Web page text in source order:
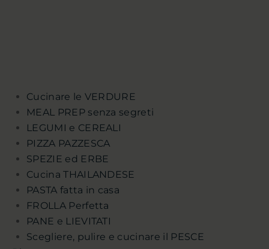
Cucinare le VERDURE
MEAL PREP senza segreti
LEGUMI e CEREALI
PIZZA PAZZESCA
SPEZIE ed ERBE
Cucina THAILANDESE
PASTA fatta in casa
FROLLA Perfetta
PANE e LIEVITATI
Scegliere, pulire e cucinare il PESCE